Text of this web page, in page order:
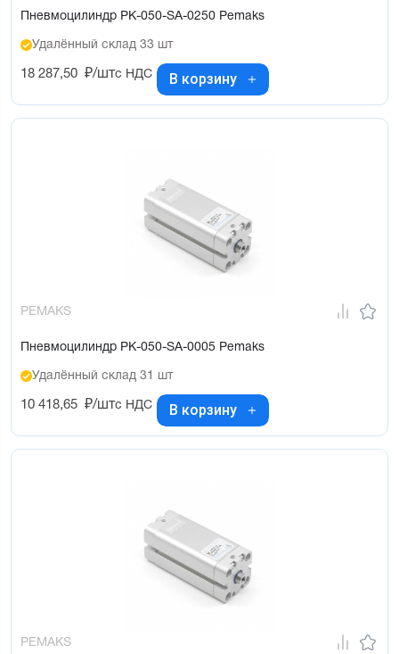
Пневмоцилиндр PK-050-SA-0250 Pemaks
Удалённый склад 33 шт
18 287,50 ₽/штс НДС В корзину
PEMAKS
Пневмоцилиндр PK-050-SA-0005 Pemaks
Удалённый склад 31 шт
10 418,65 ₽/штс НДС В корзину
PEMAKS